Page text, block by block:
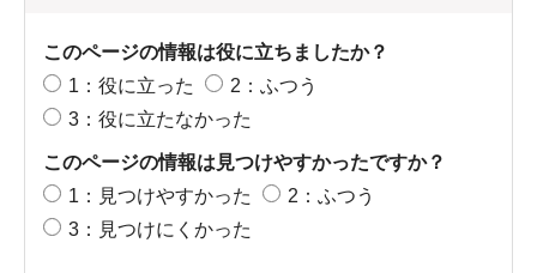
このページの情報は役に立ちましたか？
1：役に立った
2：ふつう
3：役に立たなかった
このページの情報は見つけやすかったですか？
1：見つけやすかった
2：ふつう
3：見つけにくかった